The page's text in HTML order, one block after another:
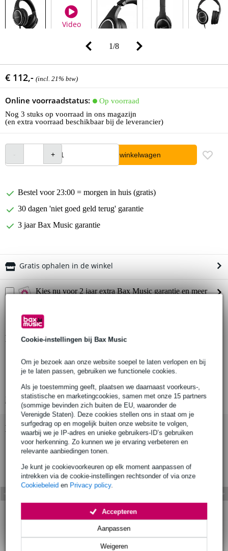
Cookie-instellingen bij Bax Music
Om je bezoek aan onze website soepel te laten verlopen en bij
je te laten passen, gebruiken we functionele cookies.
Als je toestemming geeft, plaatsen we daarnaast voorkeurs-,
statistische en marketingcookies, samen met onze 15 partners
(sommige bevinden zich buiten de EU, waaronder de
Verenigde Staten). Deze cookies stellen ons in staat om je
surfgedrag op en mogelijk buiten onze website te volgen,
waarbij we je IP-adres en unieke gebruikers-ID’s gebruiken
voor herkenning. Zo kunnen we je ervaring verbeteren en
relevante aanbiedingen tonen.
Je kunt je cookievoorkeuren op elk moment aanpassen of
intrekken via de cookie-instellingen rechtsonder of via onze
Cookiebeleid en Privacy policy.
Weigeren
Aanpassen
Accepteren
Video
1/8
€ 112,- (incl. 21% btw)
Online voorraadstatus:
Op voorraad
Nog 3 stuks op voorraad in ons magazijn
(en extra voorraad beschikbaar bij de leverancier)
In winkelwagen
Bestel voor 23:00 = morgen in huis (gratis)
30 dagen 'niet goed geld terug' garantie
3 jaar Bax Music garantie
Gratis ophalen in de winkel
Kies nu voor 2 jaar extra Bax Music garantie en meer
€ 5,60 eenmalig
Productinformatie
type: dynamisch
design: gesloten
Bekijk alle productspecificaties
Bekijk ook eens (3)